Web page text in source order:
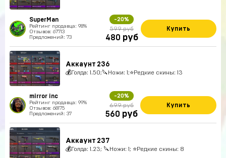
SuperMan
Рейтинг продавца: 98%
Отзывов: 67713
Предложений: 73
-20%
599 руб
480 руб
Купить
Аккаунт 236
💰Голда: 1.50;🔪Ножи: 1;⭐️Редкие скины: 13
mirror inc
Рейтинг продавца: 99%
Отзывов: 68175
Предложений: 37
-20%
699 руб
560 руб
Купить
Аккаунт 237
💰Голда: 1.23; 🔪Ножи: 1; ⭐️Редкие скины: 8